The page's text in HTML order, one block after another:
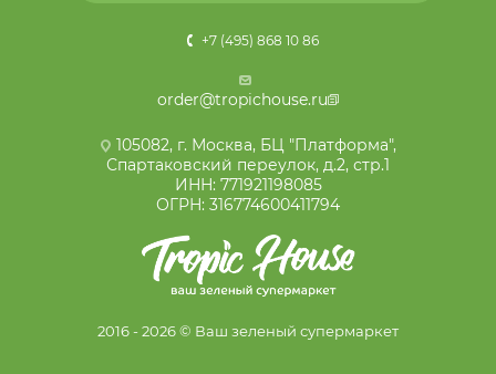
+7 (495) 868 10 86
order@tropichouse.ru
105082, г. Москва, БЦ "Платформа",
Спартаковский переулок, д.2, стр.1
ИНН: 771921198085
ОГРН: 316774600411794
2016 - 2026 © Ваш зеленый супермаркет